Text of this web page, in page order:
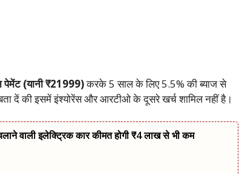
पेमेंट (यानी ₹21999)करके 5 साल के लिए 5.5% की ब्याज से
दें की इसमें इंश्योरेंस और आरटीओ के दूसरे खर्च शामिल नहीं है।
वाली इलेक्ट्रिक कार कीमत होगी ₹4 लाख से भी कम